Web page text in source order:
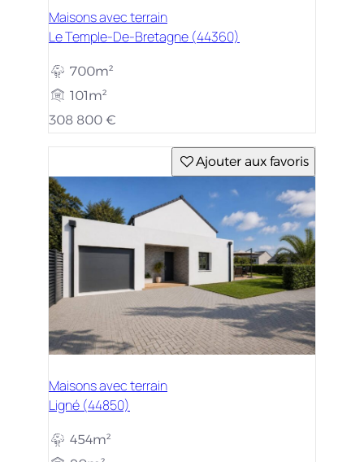
Maisons avec terrain
Le Temple-De-Bretagne (44360)
700m²
101m²
308 800 €
Ajouter aux favoris
Maisons avec terrain
Ligné (44850)
454m²